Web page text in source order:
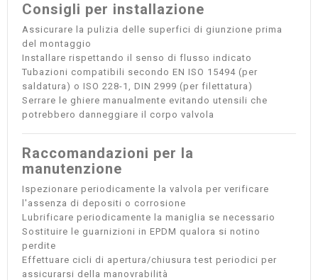
Consigli per installazione
Assicurare la pulizia delle superfici di giunzione prima
del montaggio
Installare rispettando il senso di flusso indicato
Tubazioni compatibili secondo EN ISO 15494 (per
saldatura) o ISO 228-1, DIN 2999 (per filettatura)
Serrare le ghiere manualmente evitando utensili che
potrebbero danneggiare il corpo valvola
Raccomandazioni per la
manutenzione
Ispezionare periodicamente la valvola per verificare
l'assenza di depositi o corrosione
Lubrificare periodicamente la maniglia se necessario
Sostituire le guarnizioni in EPDM qualora si notino
perdite
Effettuare cicli di apertura/chiusura test periodici per
assicurarsi della manovrabilità